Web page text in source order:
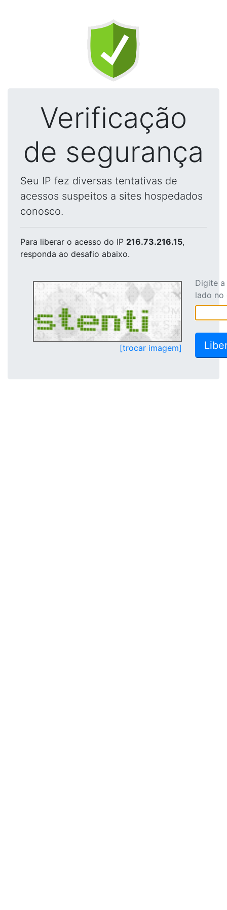
Verificação
de segurança
Seu IP fez diversas tentativas de
acessos suspeitos a sites hospedados
conosco.
Para liberar o acesso do IP 216.73.216.15,
responda ao desafio abaixo.
[trocar imagem]
Digite
lado no